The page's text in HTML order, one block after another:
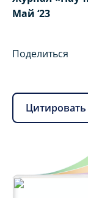
Май ‘23
Поделиться
Цитировать